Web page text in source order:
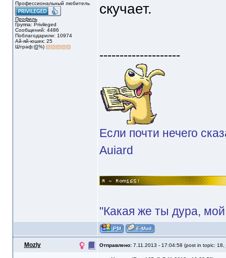
Профессиональный любитель
Профиль
Группа: Privileged
Сообщений: 4486
Поблагодарили: 10974
Ай-яй-юшек: 25
Штраф:(0%)
скучает.
--------------------
Если почти нечего
Auiard
"Какая же ты дура,
Mozly Отправлено: 7.11.2013 - 17:04:58 (post in topic: 18,